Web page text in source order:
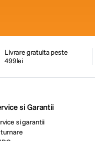
Livrare gratuita peste
499lei
si Garantii
si garantii